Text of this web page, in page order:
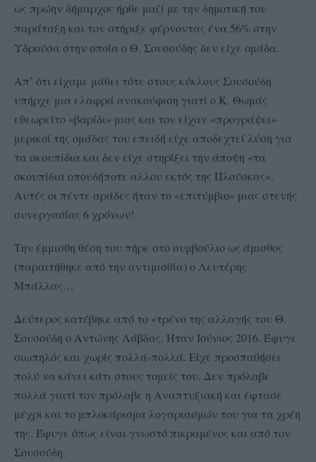
ως πρώην δήμαρχος ήρθε μαζί με την δημοτική του
παράταξη και τον στήριξε φέρνοντας ένα 56% στην
Υδρούσα στην οποία ο Θ. Σουσούδης δεν είχε ομάδα.
Απ’ ότι είχαμε μάθει τότε στους κύκλους Σουσούδη
υπήρχε μια ελαφρά ανακούφιση γιατί ο Κ. Θωμάς
εθεωρείτο «βαρίδι» μιας και τον είχαν «προγράψει»
μερικοί της ομάδας του επειδή είχε αποδεχτεί λύση για
τα σκουπίδια και δεν είχε στηρίξει την άποψη «τα
σκουπίδια οπουδήποτε αλλου εκτός της Πλούσκας».
Αυτές οι πέντε αράδες ήταν το «επιτύμβιο» μιας στενής
συνεργασίας 6 χρόνων!
Την έμμισθη θέση του πήρε στο συμβούλιο ως άμισθος
(παραιτήθηκε από την αντιμισθία) ο Λευτέρης
Μπάλλας…
Δεύτερος κατέβηκε από το «τρένο της αλλαγής του Θ.
Σουσούδη ο Αντώνης Λάβδας. Ήταν Ιούνιος 2016. Έφυγε
σιωπηλός και χωρίς πολλά-πολλά. Είχε προσπαθήσει
πολύ να κάνει κάτι στους τομείς του. Δεν πρόλαβε
πολλά γιατί τον πρόλαβε η Αναπτυξιακή και έφτασε
μέχρι και το μπλοκάρισμα λογαριασμών του για τα χρέη
της. Έφυγε όπως είναι γνωστό πικραμένος και από τον
Σουσούδη.